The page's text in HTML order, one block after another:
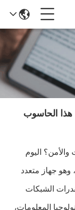
هذا الحاسوب
اليوم
نوصي بجهاز التوجيه Mini PC x56 Firewall، وهو جهاز متعدد
الشبكات
المعلومات،